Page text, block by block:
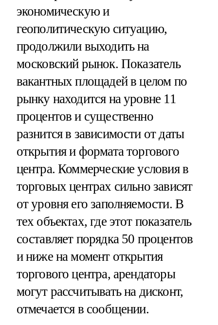
экономическую и
геополитическую ситуацию,
продолжили выходить на
московский рынок. Показатель
вакантных площадей в целом по
рынку находится на уровне 11
процентов и существенно
разнится в зависимости от даты
открытия и формата торгового
центра. Коммерческие условия в
торговых центрах сильно зависят
от уровня его заполняемости. В
тех объектах, где этот показатель
составляет порядка 50 процентов
и ниже на момент открытия
торгового центра, арендаторы
могут рассчитывать на дисконт,
отмечается в сообщении.